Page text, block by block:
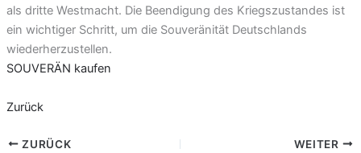
als dritte Westmacht. Die Beendigung des Kriegszustandes ist
ein wichtiger Schritt, um die Souveränität Deutschlands
wiederherzustellen.
SOUVERÄN kaufen
Zurück
ZURÜCK WEITER